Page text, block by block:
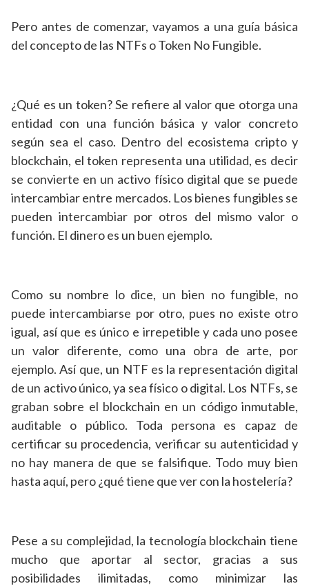
Pero antes de comenzar, vayamos a una guía básica
del concepto de las NTFs o Token No Fungible.
¿Qué es un token? Se refiere al valor que otorga una
entidad con una función básica y valor concreto
según sea el caso. Dentro del ecosistema cripto y
blockchain, el token representa una utilidad, es decir
se convierte en un activo físico digital que se puede
intercambiar entre mercados. Los bienes fungibles se
pueden intercambiar por otros del mismo valor o
función. El dinero es un buen ejemplo.
Como su nombre lo dice, un bien no fungible, no
puede intercambiarse por otro, pues no existe otro
igual, así que es único e irrepetible y cada uno posee
un valor diferente, como una obra de arte, por
ejemplo. Así que, un NTF es la representación digital
de un activo único, ya sea físico o digital. Los NTFs, se
graban sobre el blockchain en un código inmutable,
auditable o público. Toda persona es capaz de
certificar su procedencia, verificar su autenticidad y
no hay manera de que se falsifique. Todo muy bien
hasta aquí, pero ¿qué tiene que ver con la hostelería?
Pese a su complejidad, la tecnología blockchain tiene
mucho que aportar al sector, gracias a sus
posibilidades ilimitadas, como minimizar las